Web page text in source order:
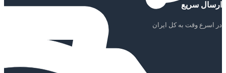
ارسال سریع
در اسرع وقت به کل ایران